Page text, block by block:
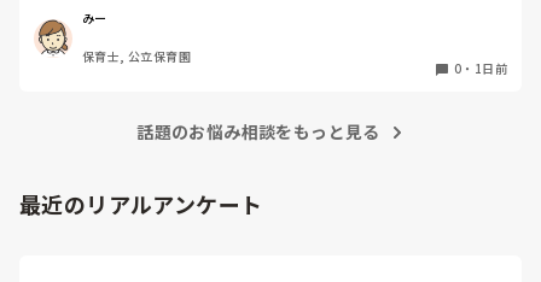
椅子に座って作業をすれば？
と、園で言われました。
なので、子ども椅子程度の高さの踏み台に座って、試してみ
ただじっと座っていても、5分も座ればお尻に痛みがきま
体をひねる、少し立ち上がる、体を折りたたむような姿勢に
4月から私への執着が強かったのですが、特に寝かしつけの
時に私がそばに行かないと繰り返し大きい声で呼んだり私が
寝かしつけしている子にちょっかいを出したり、何回もトイ
パンツで寝れる子が増えてきて、寝かしつけの時にトイレに
しかし寝かしつけに入る前にトイレでしっかり排尿している
ので、その子には待っててねといい外に出ていました。今日
みー
保育士, 公立保育園
0 ・ 1日前
話題のお悩み相談をもっと見る
最近のリアルアンケート